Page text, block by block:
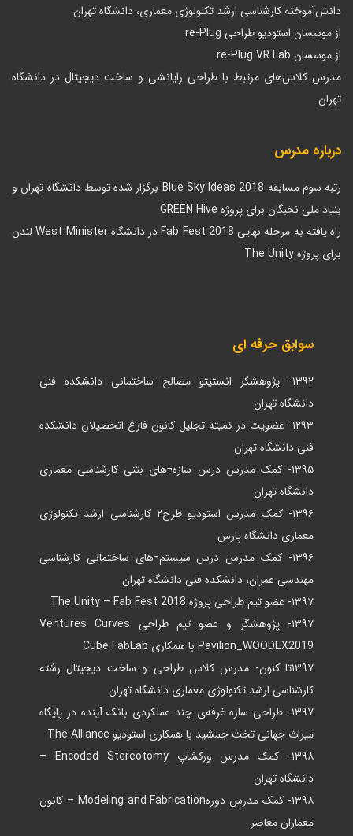
دانش‌آموخته کارشناسی ارشد تکنولوژی معماری، دانشگاه تهران
از موسسان استودیو طراحی re-Plug
از موسسان re-Plug VR Lab
مدرس کلاس‌های مرتبط با طراحی رایانشی و ساخت دیجیتال در دانشگاه
تهران
درباره مدرس
رتبه سوم مسابقه Blue Sky Ideas 2018 برگزار شده توسط دانشگاه تهران و
بنیاد ملی نخبگان برای پروژه GREEN Hive
راه یافته به مرحله نهایی Fab Fest 2018 در دانشگاه West Minister لندن
برای پروژه The Unity
سوابق حرفه ای
۱۳۹۲- پژوهشگر انستیتو مصالح ساختمانی دانشکده فنی
دانشگاه تهران
۱۲۹۳- عضویت در کمیته تجلیل کانون فارغ اتحصیلان دانشکده
فنی دانشگاه تهران
۱۳۹۵- کمک مدرس درس سازه¬های بتنی کارشناسی معماری
دانشگاه تهران
۱۳۹۶- کمک مدرس استودیو طرح۲ کارشناسی ارشد تکنولوژی
معماری دانشگاه پارس
۱۳۹۶- کمک مدرس درس سیستم¬های ساختمانی کارشناسی
مهندسی عمران، دانشکده فنی دانشگاه تهران
۱۳۹۷- عضو تیم طراحی پروژه The Unity – Fab Fest 2018
۱۳۹۷- پژوهشگر و عضو تیم طراحی Ventures Curves
Pavilion_WOODEX2019 با همکاری Cube FabLab
۱۳۹۷تا کنون- مدرس کلاس طراحی و ساخت دیجیتال رشته
کارشناسی ارشد تکنولوژی معماری دانشگاه تهران
۱۳۹۷- طراحی سازه غرفه‌ی چند عملکردی بانک آینده در پایگاه
میراث جهانی تخت جمشید با همکاری استودیو The Alliance
۱۳۹۸- کمک مدرس ورکشاپ Encoded Stereotomy –
دانشگاه تهران
۱۳۹۸- کمک مدرس دورهModeling and Fabrication – کانون
معماران معاصر